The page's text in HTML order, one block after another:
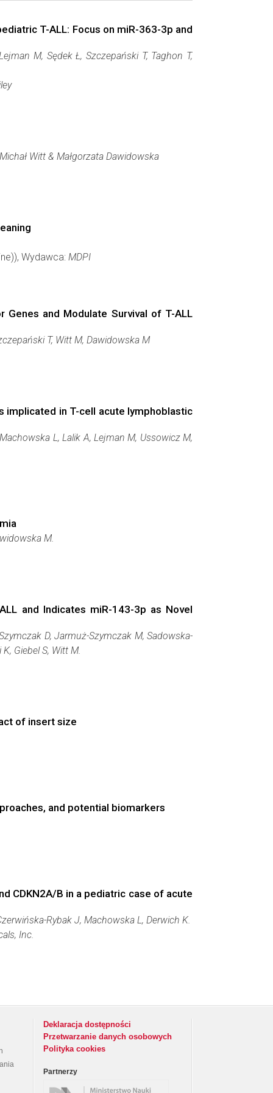
T-ALL: Focus on miR-363-3p and
M, Sędek Ł, Szczepański T, Taghon T,
Witt & Małgorzata Dawidowska
Wydawca: MDPI
and Modulate Survival of T-ALL
T, Witt M, Dawidowska M
implicated in T-cell acute lymphoblastic
L, Lalik A, Lejman M, Ussowicz M,
M.
and Indicates miR-143-3p as Novel
D, Jarmuż-Szymczak M, Sadowska-
Giebel S, Witt M.
of insert size
and potential biomarkers
CDKN2A/B in a pediatric case of acute
Rybak J, Machowska L, Derwich K.
Inc.
Deklaracja dostępności
Przetwarzanie danych osobowych
Polityka cookies
Partnerzy